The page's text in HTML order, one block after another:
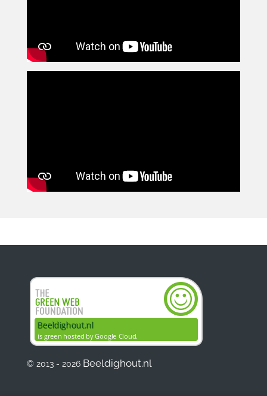
© 2013 - 2026 Beeldighout.nl